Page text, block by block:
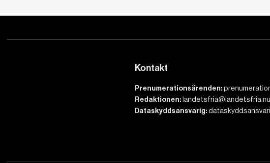
Kontakt
Prenumerationsärenden:
Redaktionen: landetsfria@landetsfria.nu
Dataskyddsansvarig: